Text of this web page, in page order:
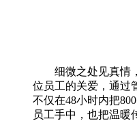
细微之处见真情，
位员工的关爱，通过
不仅在48小时内把
员工手中，也把温暖